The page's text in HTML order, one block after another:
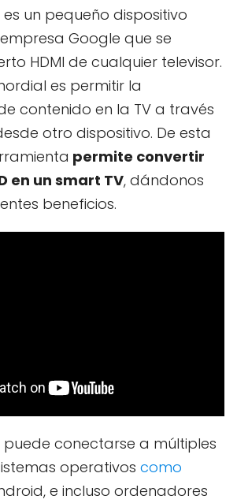
un pequeño dispositivo
Google que se
HDMI de cualquier televisor.
es permitir la
contenido en la TV a través
otro dispositivo. De esta
permite convertir
en un smart TV, dándonos
beneficios.
puede conectarse a múltiples
operativos como
e incluso ordenadores